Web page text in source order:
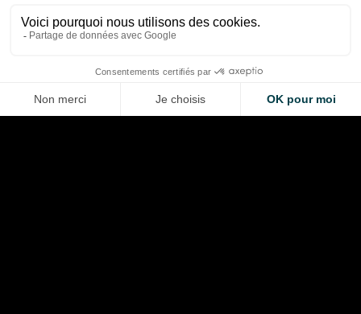
LA VOITURE DE VOS RÊVES
électrique
Thibaud Carrai
nouvelle F1 et le